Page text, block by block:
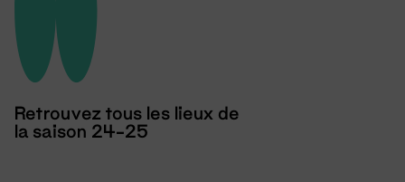
Retrouvez tous les lieux de
la saison 24-25